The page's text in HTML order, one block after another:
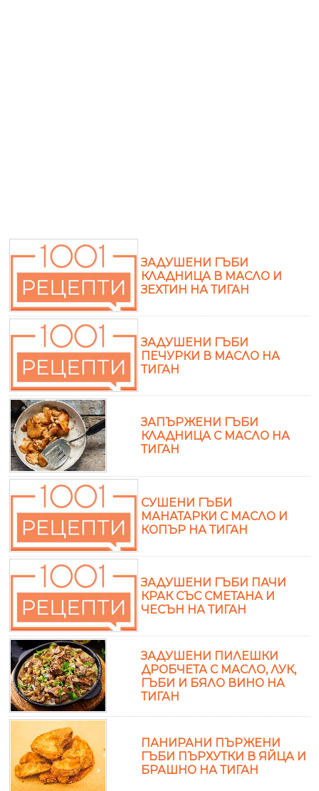
ЗАДУШЕНИ ГЪБИ
КЛАДНИЦА В МАСЛО И
ЗЕХТИН НА ТИГАН
ЗАДУШЕНИ ГЪБИ
ПЕЧУРКИ В МАСЛО НА
ТИГАН
ЗАПЪРЖЕНИ ГЪБИ
КЛАДНИЦА С МАСЛО НА
ТИГАН
СУШЕНИ ГЪБИ
МАНАТАРКИ С МАСЛО И
КОПЪР НА ТИГАН
ЗАДУШЕНИ ГЪБИ ПАЧИ
КРАК СЪС СМЕТАНА И
ЧЕСЪН НА ТИГАН
ЗАДУШЕНИ ПИЛЕШКИ
ДРОБЧЕТА С МАСЛО, ЛУК,
ГЪБИ И БЯЛО ВИНО НА
ТИГАН
ПАНИРАНИ ПЪРЖЕНИ
ГЪБИ ПЪРХУТКИ В ЯЙЦА И
БРАШНО НА ТИГАН